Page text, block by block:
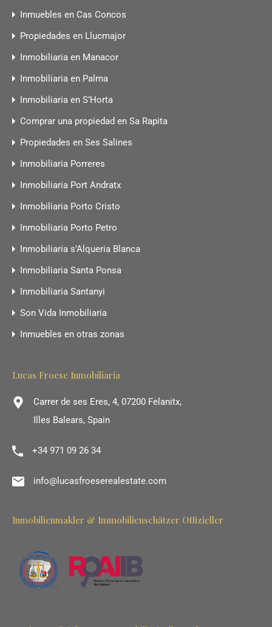
Inmuebles en Cas Concos
Propiedades en Llucmajor
Inmobiliaria en Manacor
Inmobiliaria en Palma
Inmobiliaria en S’Horta
Comprar una propiedad en Sa Rapita
Propiedades en Ses Salines
Inmobiliaria Porreres
Inmobiliaria Port Andratx
Inmobiliaria Porto Cristo
Inmobiliaria Porto Petro
Inmobiliaria s’Alqueria Blanca
Inmobiliaria Santa Ponsa
Inmobiliaria Santanyi
Son Vida Inmobiliaria
Inmuebles en otras zonas
Lucas Froese Inmobiliaria
Carrer de ses Eres, 4, 07200 Felanitx,
Illes Balears, Spain
+34 971 09 26 34
info@lucasfroeserealestate.com
Inmobilienmakler & Immobilienschätzer Offizieller